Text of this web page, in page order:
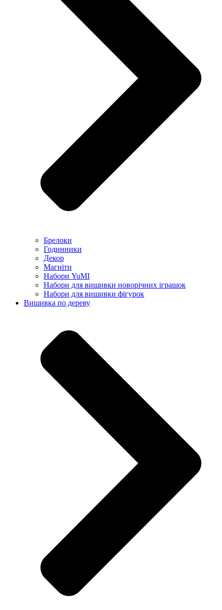
Брелоки
Годинники
Декор
Магніти
Набори YuMI
Набори для вишивки новорічних іграшок
Набори для вишивки фігурок
Вишивка по дереву